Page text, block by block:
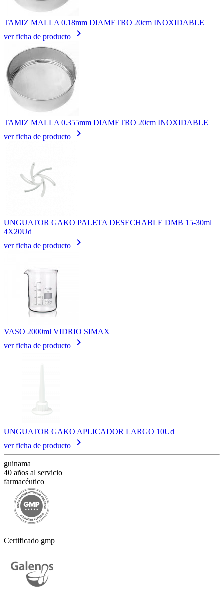
TAMIZ MALLA 0.18mm DIAMETRO 20cm INOXIDABLE
ver ficha de producto
keyboard_arrow_right
TAMIZ MALLA 0.355mm DIAMETRO 20cm INOXIDABLE
ver ficha de producto
keyboard_arrow_right
UNGUATOR GAKO PALETA DESECHABLE DMB 15-30ml
4X20Ud
ver ficha de producto
keyboard_arrow_right
VASO 2000ml VIDRIO SIMAX
ver ficha de producto
keyboard_arrow_right
UNGUATOR GAKO APLICADOR LARGO 10Ud
ver ficha de producto
keyboard_arrow_right
guinama
40 años al servicio
farmacéutico
Certificado gmp